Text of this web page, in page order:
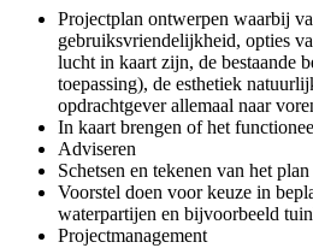
Projectplan ontwerpen waarbij
gebruiksvriendelijkheid, opties
lucht in kaart zijn, de bestaande
toepassing), de esthetiek
opdrachtgever allemaal naar
In kaart brengen of het
Adviseren
Schetsen en tekenen van het plan
Voorstel doen voor keuze in
waterpartijen en bijvoorbeeld
Projectmanagement